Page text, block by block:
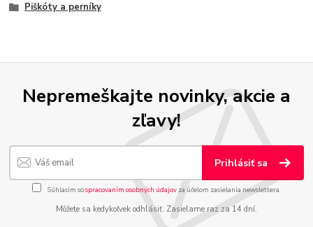
Piškóty a perníky
Nepremeškajte novinky, akcie a
zľavy!
Prihlásiť sa
Súhlasím sospracovaním osobných údajov za účelom zasielania newslettera.
Môžete sa kedykoľvek odhlásiť. Zasielame raz za 14 dní.